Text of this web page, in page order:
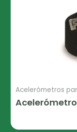
Acelerómetros